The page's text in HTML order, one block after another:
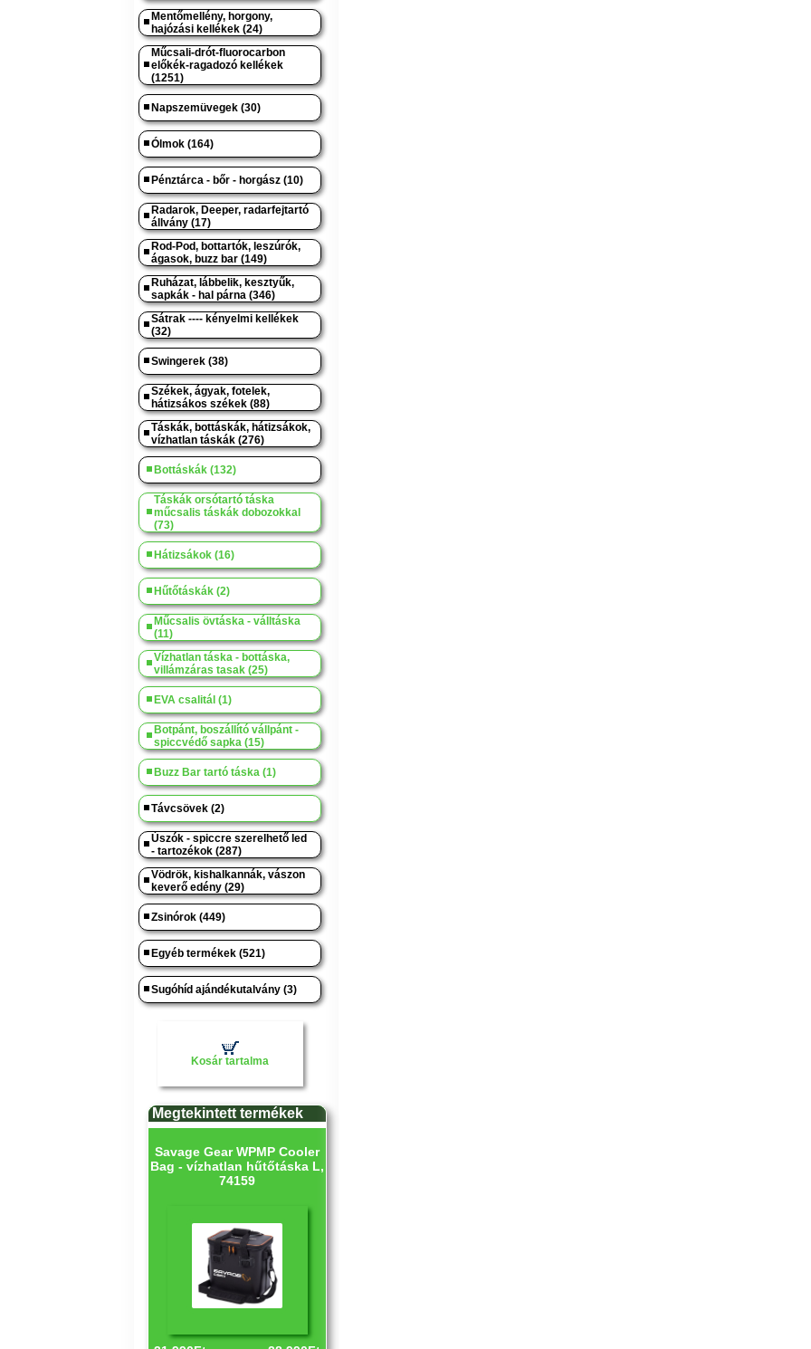
Mentőmellény, horgony,
hajózási kellékek (24)
Műcsali-drót-fluorocarbon
előkék-ragadozó kellékek
(1251)
Napszemüvegek (30)
Ólmok (164)
Pénztárca - bőr - horgász (10)
Radarok, Deeper, radarfejtartó
állvány (17)
Rod-Pod, bottartók, leszúrók,
ágasok, buzz bar (149)
Ruházat, lábbelik, kesztyűk,
sapkák - hal párna (346)
Sátrak ---- kényelmi kellékek
(32)
Swingerek (38)
Székek, ágyak, fotelek,
hátizsákos székek (88)
Táskák, bottáskák, hátizsákok,
vízhatlan táskák (276)
Bottáskák (132)
Táskák orsótartó táska
műcsalis táskák dobozokkal
(73)
Hátizsákok (16)
Hűtőtáskák (2)
Műcsalis övtáska - válltáska
(11)
Vízhatlan táska - bottáska,
villámzáras tasak (25)
EVA csalitál (1)
Botpánt, boszállító vállpánt -
spiccvédő sapka (15)
Buzz Bar tartó táska (1)
Távcsövek (2)
Úszók - spiccre szerelhető led
- tartozékok (287)
Vödrök, kishalkannák, vászon
keverő edény (29)
Zsinórok (449)
Egyéb termékek (521)
Sugóhíd ajándékutalvány (3)
Kosár tartalma
Megtekintett termékek
Savage Gear WPMP Cooler
Bag - vízhatlan hűtőtáska L,
74159